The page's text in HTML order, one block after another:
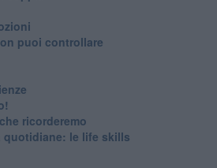
puoi controllare
ricorderemo
quotidiane: le life skills